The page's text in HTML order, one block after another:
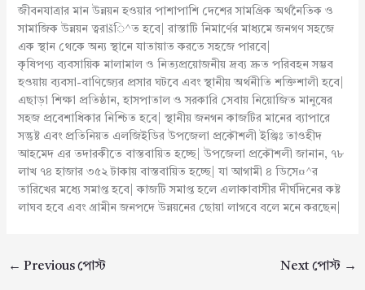
জীবনযাত্রার মান উন্নয়ন হওয়ার পাশাপাশি দেশের সামগ্রিক অর্থনৈতিক ও
সামাজিক উন্নয়ন ত্বরাšি^ত হবে| রাস্তাটি নিমার্ণের মাধ্যমে জনগণ সহজে
এক স্থান থেকে অন্য স্থানে যাতায়াত করতে সহজে পারবে|
কৃষিপণ্য ব্যবসায়িক মালামাল ও নিত্যপ্রয়োজনীয় দ্রব্য দ্রুত পরিবহন সম্ভব
হওয়ায় ব্যবসা-বাণিজ্যের প্রসার ঘটবে এবং স্থানীয় অর্থনীতি শক্তিশালী হবে|
এছাড়া শিক্ষা প্রতিষ্ঠান, হাসপাতাল ও সরকারি সেবায় নিয়োজিত মানুষের
সহজ প্রবেশাধিকার নিশ্চিত হবে| স্থানীয় জনগন কাজটির মানের ব্যাপারে
সন্তুষ্ট এবং প্রতিনিয়ত এলজিইডির উপজেলা প্রকৌশলী ইঞ্জিঃ তাওহীদ
আহমেদ এর তদারকীতে বাস্তবায়িত হচ্ছে| উপজেলা প্রকৌশলী জানান, ৭৮
লাখ ৭৪ হাজার ৩৫২ টাকায় বাস্তবায়িত হচ্ছে| যা আগামী ৪ ডিসে¤^র
তারিখের মধ্যে সমাপ্ত হবে| কাজটি সমাপ্ত হলে এলাকাবাসীর দীর্ঘদিনের কষ্ট
লাঘব হবে এবং গ্রামীন জনপদে উন্নয়নের ছোয়া লাগবে বলে মনে করছেন|
← Previous পোস্ট Next পোস্ট →